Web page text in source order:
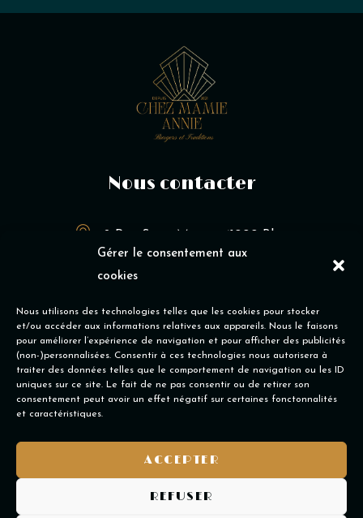
Gérer le consentement aux
cookies
Nous utilisons des technologies telles que les cookies pour stocker
et/ou accéder aux informations relatives aux appareils. Nous le faisons
pour améliorer l’expérience de navigation et pour afficher des publicités
(non-)personnalisées. Consentir à ces technologies nous autorisera à
traiter des données telles que le comportement de navigation ou les ID
uniques sur ce site. Le fait de ne pas consentir ou de retirer son
consentement peut avoir un effet négatif sur certaines fonctonnalités
et caractéristiques.
ACCEPTER
REFUSER
Nous contacter
resa.chezmamieannie@gmail.com
Nos horaires
Tous les jours